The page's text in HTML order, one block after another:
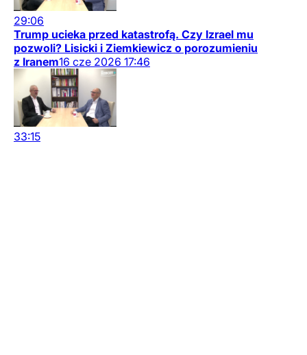
29:06
Trump ucieka przed katastrofą. Czy Izrael mu
pozwoli? Lisicki i Ziemkiewicz o porozumieniu
z Iranem16 cze 2026 17:46
33:15